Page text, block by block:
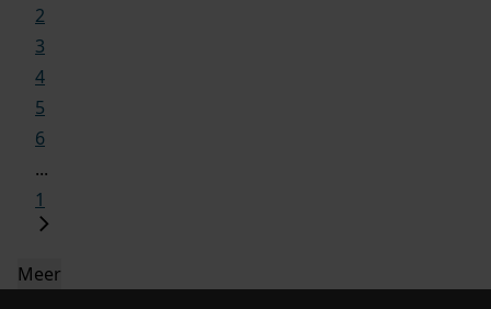
2
3
4
5
6
...
1
Meer